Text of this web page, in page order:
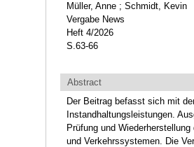
Müller, Anne ; Schmidt, Kevin
Vergabe News
Heft 4/2026
S.63-66
Abstract
Der Beitrag befasst sich mit
Instandhaltungsleistungen.
Prüfung und
und Verkehrssystemen. Die